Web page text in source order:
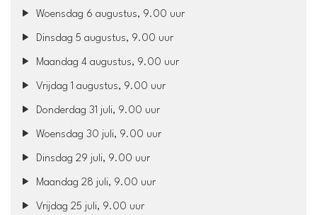
Woensdag 6 augustus, 9.00 uur
Dinsdag 5 augustus, 9.00 uur
Maandag 4 augustus, 9.00 uur
Vrijdag 1 augustus, 9.00 uur
Donderdag 31 juli, 9.00 uur
Woensdag 30 juli, 9.00 uur
Dinsdag 29 juli, 9.00 uur
Maandag 28 juli, 9.00 uur
Vrijdag 25 juli, 9.00 uur